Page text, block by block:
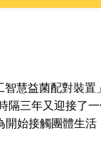
益菌配對裝置
三年又迎接了
始接觸團體生